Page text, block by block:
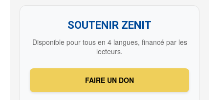
SOUTENIR ZENIT
Disponible pour tous en 4 langues, financé par les
lecteurs.
FAIRE UN DON